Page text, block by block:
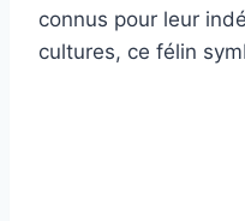
connus pour leur
cultures, ce félin